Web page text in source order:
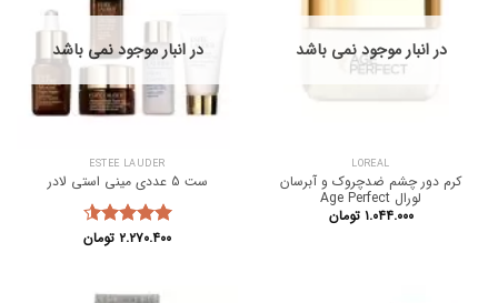
در انبار موجود نمی باشد
LOREAL
کرم دور چشم ضدچروک و آبرسان
لورال Age Perfect
۱.۰۴۴.۰۰۰ تومان
در انبار موجود نمی باشد
ESTEE LAUDER
ست 5 عددی مینی استی لادر
نمره4.50۲.۲۷۰.۴۰۰ تومان